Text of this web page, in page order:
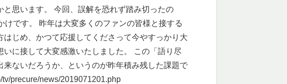
思います。 今回、誤解を恐れず踏み切ったの
です。 昨年は大変多くのファンの皆様と接する
じめ、かつて応援してくださって今やすっかり大
に接して大変感激いたしました。 この「語り尽
来ないだろうか、というのが昨年積み残した課題で
precure/news/2019071201.php